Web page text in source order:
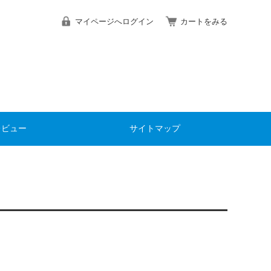
マイページへログイン カートをみる
ュー サイトマップ